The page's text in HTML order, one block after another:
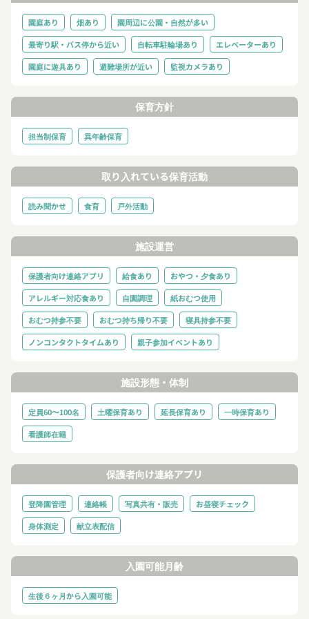
園庭あり 畑あり
園周辺に公園・自然が多い
最寄り駅・バス停から近い
自転車駐輪場あり
エレベーターあり
園庭に遊具あり
避難場所が近い 監視カメラあり
保育方針
担当制保育 異年齢保育
取り入れている保育活動
読み聞かせ 食育 戸外活動
施設運営
保護者向け連絡アプリ 給食あり
おやつ・夕食あり
アレルギー対応食あり
自園調理
紙おむつ使用
おむつ持参不要
おむつ持ち帰り不要
寝具持参不要
ノンコンタクトタイムあり
親子参加イベントあり
施設形態・体制
定員60〜100名 土曜保育あり 延長保育あり
一時保育あり
看護師在籍
保護者向け連絡アプリ
登降園管理 連絡帳 写真共有・販売
お昼寝チェック
身体測定
献立表配信
入園可能月齢
生後６ヶ月から入園可能